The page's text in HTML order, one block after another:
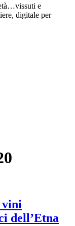
e
digitale per
vini
dell’Etna